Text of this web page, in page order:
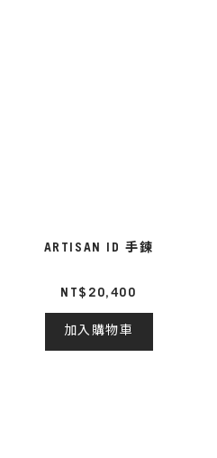
ARTISAN ID 手鍊
NT$20,400
加入購物車